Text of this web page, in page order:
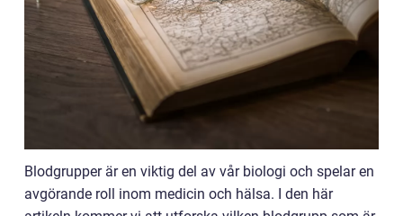
Blodgrupper är en viktig del av vår biologi och spelar en
avgörande roll inom medicin och hälsa. I den här